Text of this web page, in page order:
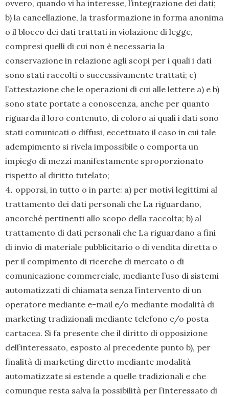
ovvero, quando vi ha interesse, l’integrazione dei dati;
b) la cancellazione, la trasformazione in forma anonima
o il blocco dei dati trattati in violazione di legge,
compresi quelli di cui non è necessaria la
conservazione in relazione agli scopi per i quali i dati
sono stati raccolti o successivamente trattati; c)
l’attestazione che le operazioni di cui alle lettere a) e b)
sono state portate a conoscenza, anche per quanto
riguarda il loro contenuto, di coloro ai quali i dati sono
stati comunicati o diffusi, eccettuato il caso in cui tale
adempimento si rivela impossibile o comporta un
impiego di mezzi manifestamente sproporzionato
rispetto al diritto tutelato;
opporsi, in tutto o in parte: a) per motivi legittimi al
trattamento dei dati personali che La riguardano,
ancorché pertinenti allo scopo della raccolta; b) al
trattamento di dati personali che La riguardano a fini
di invio di materiale pubblicitario o di vendita diretta o
per il compimento di ricerche di mercato o di
comunicazione commerciale, mediante l’uso di sistemi
automatizzati di chiamata senza l’intervento di un
operatore mediante e-mail e/o mediante modalità di
marketing tradizionali mediante telefono e/o posta
cartacea. Si fa presente che il diritto di opposizione
dell’interessato, esposto al precedente punto b), per
finalità di marketing diretto mediante modalità
automatizzate si estende a quelle tradizionali e che
comunque resta salva la possibilità per l’interessato di